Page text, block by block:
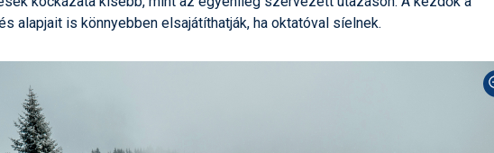
alapjait is könnyebben elsajátíthatják, ha oktatóval síelnek.